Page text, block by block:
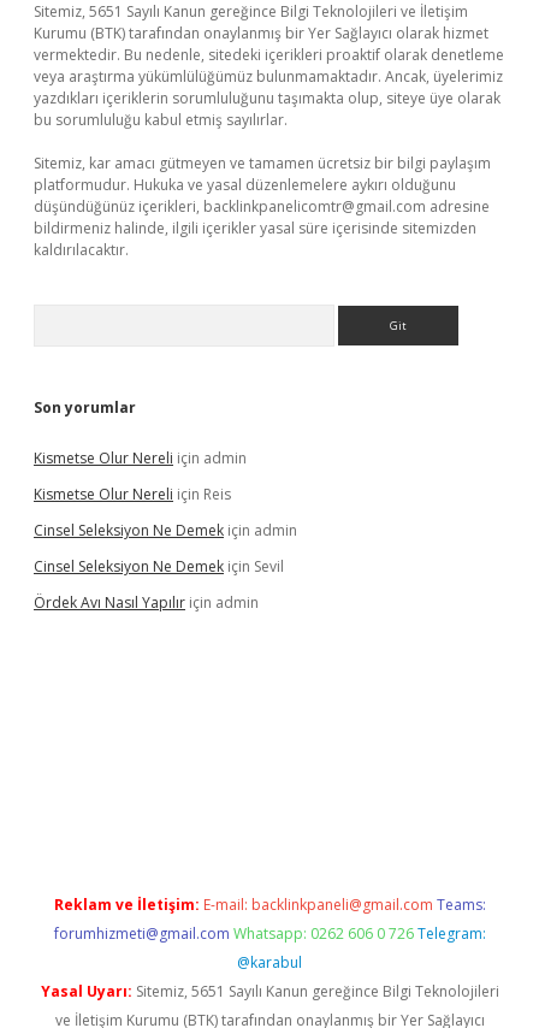
Sitemiz, 5651 Sayılı Kanun gereğince Bilgi Teknolojileri ve İletişim
Kurumu (BTK) tarafından onaylanmış bir Yer Sağlayıcı olarak hizmet
vermektedir. Bu nedenle, sitedeki içerikleri proaktif olarak denetleme
veya araştırma yükümlülüğümüz bulunmamaktadır. Ancak, üyelerimiz
yazdıkları içeriklerin sorumluluğunu taşımakta olup, siteye üye olarak
bu sorumluluğu kabul etmiş sayılırlar.
Sitemiz, kar amacı gütmeyen ve tamamen ücretsiz bir bilgi paylaşım
platformudur. Hukuka ve yasal düzenlemelere aykırı olduğunu
düşündüğünüz içerikleri, backlinkpanelicomtr@gmail.com adresine
bildirmeniz halinde, ilgili içerikler yasal süre içerisinde sitemizden
kaldırılacaktır.
Son yorumlar
Kismetse Olur Nereli için admin
Kismetse Olur Nereli için Reis
Cinsel Seleksiyon Ne Demek için admin
Cinsel Seleksiyon Ne Demek için Sevil
Ördek Avı Nasıl Yapılır için admin
Reklam ve İletişim: E-mail: backlinkpaneli@gmail.com Teams:
forumhizmeti@gmail.com Whatsapp: 0262 606 0 726 Telegram:
@karabul
Yasal Uyarı: Sitemiz, 5651 Sayılı Kanun gereğince Bilgi Teknolojileri
ve İletişim Kurumu (BTK) tarafından onaylanmış bir Yer Sağlayıcı